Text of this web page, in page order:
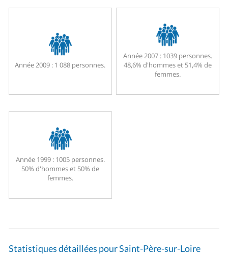
Année 2009 : 1 088 personnes.
Année 2007 :1039 personnes.
48,6% d'hommes et 51,4% de
femmes.
Année 1999 :1005 personnes.
50% d'hommes et 50% de
femmes.
Statistiques détaillées pour Saint-Père-sur-Loire